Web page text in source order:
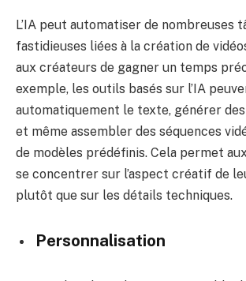
L’IA peut automatiser de nombreuses
fastidieuses liées à la création de
aux créateurs de gagner un temps
exemple, les outils basés sur l’IA
automatiquement le texte, générer
et même assembler des séquences
de modèles prédéfinis. Cela permet
se concentrer sur l’aspect créatif de
plutôt que sur les détails techniques.
Personnalisation